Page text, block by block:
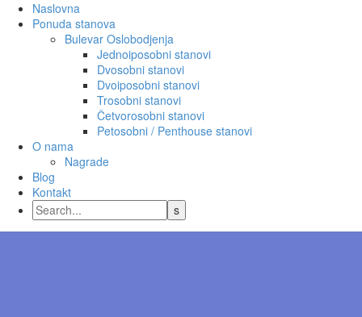
Naslovna
Ponuda stanova
Bulevar Oslobodjenja
Jednoiposobni stanovi
Dvosobni stanovi
Dvoiposobni stanovi
Trosobni stanovi
Četvorosobni stanovi
Petosobni / Penthouse stanovi
O nama
Nagrade
Blog
Kontakt